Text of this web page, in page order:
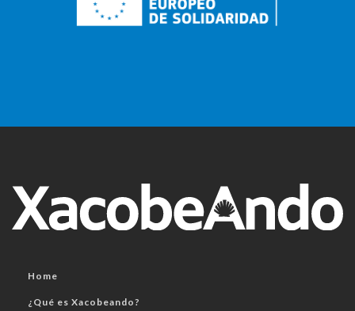
Home
¿Qué es Xacobeando?